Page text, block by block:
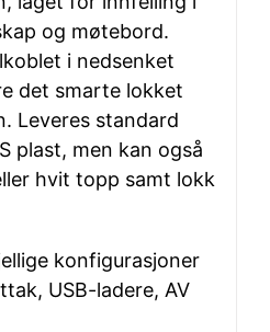
og møtebord.
i nedsenket
det smarte lokket
Leveres standard
plast, men kan også
hvit topp samt lokk
konfigurasjoner
USB-ladere, AV